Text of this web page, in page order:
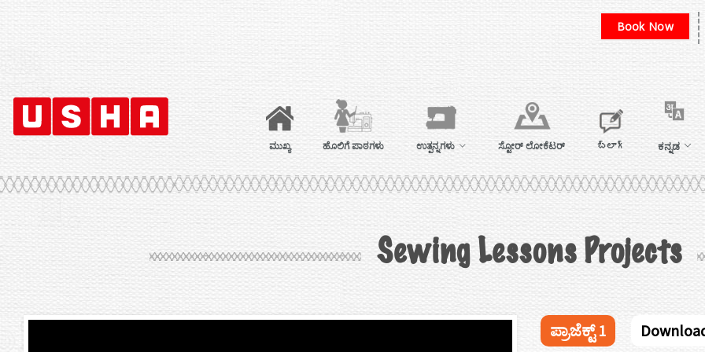
Book Now
ಮುಖ್ಯ ಹೊಲಿಗೆ ಪಾಠಗಳು ಉತ್ಪನ್ನಗಳು ಸ್ಟೋರ್‌ ಲೋಕೆಟರ್‌ బ్లాగ్ ಕನ್ನಡ
Sewing Lessons Projects
ಪ್ರಾಜೆಕ್ಟ್ 1